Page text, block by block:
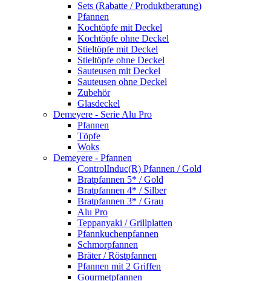
Sets (Rabatte / Produktberatung)
Pfannen
Kochtöpfe mit Deckel
Kochtöpfe ohne Deckel
Stieltöpfe mit Deckel
Stieltöpfe ohne Deckel
Sauteusen mit Deckel
Sauteusen ohne Deckel
Zubehör
Glasdeckel
Demeyere - Serie Alu Pro
Pfannen
Töpfe
Woks
Demeyere - Pfannen
ControlInduc(R) Pfannen / Gold
Bratpfannen 5* / Gold
Bratpfannen 4* / Silber
Bratpfannen 3* / Grau
Alu Pro
Teppanyaki / Grillplatten
Pfannkuchenpfannen
Schmorpfannen
Bräter / Röstpfannen
Pfannen mit 2 Griffen
Gourmetpfannen